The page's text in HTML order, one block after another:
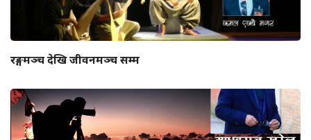
रङ्गमञ्च देखि जीवनमञ्च सम्म